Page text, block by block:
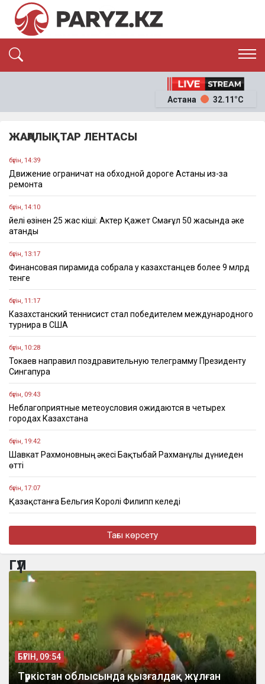
ЭКОНОМИКА
ОҚИҒА
Астана 32.11°C
ЖАҢАЛЫҚТАР ЛЕНТАСЫ
бүгін, 14:39
Движение ограничат на обходной дороге Астаны из-за
ремонта
бүгін, 14:10
Әйелі өзінен 25 жас кіші: Актер Қажет Смағұл 50 жасында әке
атанды
бүгін, 13:17
Финансовая пирамида собрала у казахстанцев более 9 млрд
тенге
бүгін, 11:17
Казахстанский теннисист стал победителем международного
турнира в США
бүгін, 10:28
Токаев направил поздравительную телеграмму Президенту
Сингапура
бүгін, 09:43
Неблагоприятные метеоусловия ожидаются в четырех
городах Казахстана
бүгін, 19:42
Шавкат Рахмоновның әкесі Бақтыбай Рахманұлы дүниеден
өтті
бүгін, 17:07
Қазақстанға Бельгия Королі Филипп келеді
бүгін, 14:46
«Төсегімді елге айтпай-ақ қояйық»: Бекболат Тілеухан жеке
бүгін, 13:29
Оралда құрамында еті бар жартылай фабрикаттарға жалған
Тағы көрсету
гүл
БҮГІН, 09:54
Түркістан облысында қызғалдақ жұлған